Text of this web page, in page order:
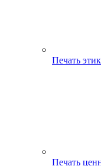
Печать
Печать